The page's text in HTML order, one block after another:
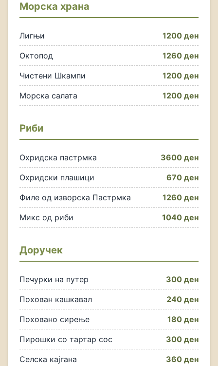
Морска храна
Лигњи 1200 ден
Октопод 1260 ден
Чистени Шкампи 1200 ден
Морска салата 1200 ден
Риби
Охридска пастрмка 3600 ден
Охридски плашици 670 ден
Филе од изворска Пастрмка 1260 ден
Микс од риби 1040 ден
Доручек
Печурки на путер 300 ден
Похован кашкавал 240 ден
Поховано сирење 180 ден
Пирошки со тартар сос 300 ден
Селска кајгана 360 ден